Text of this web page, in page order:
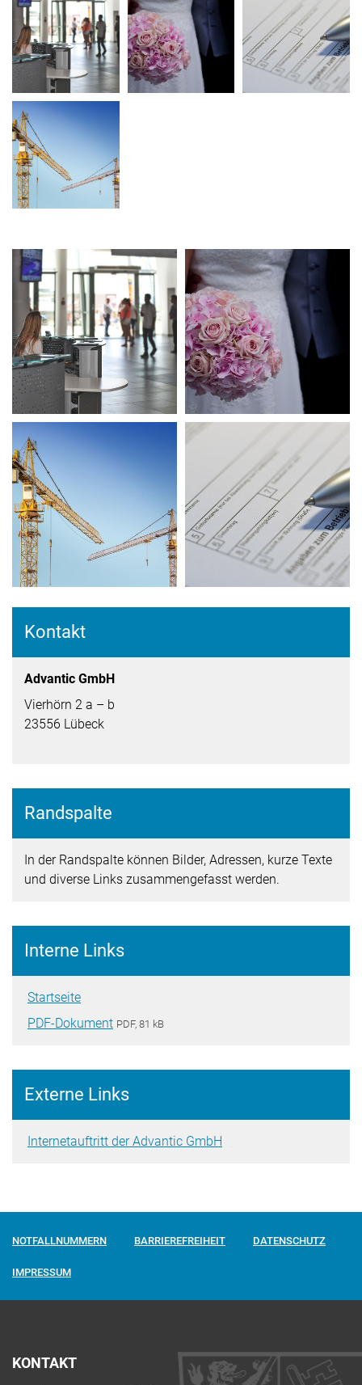
Kontakt
Advantic GmbH
Vierhörn 2 a – b
23556 Lübeck
Randspalte
In der Randspalte können Bilder, Adressen, kurze Texte
und diverse Links zusammengefasst werden.
Interne Links
Startseite
PDF-Dokument PDF, 81 kB
Externe Links
Internetauftritt der Advantic GmbH
NOTFALLNUMMERN BARRIEREFREIHEIT DATENSCHUTZ
IMPRESSUM
KONTAKT